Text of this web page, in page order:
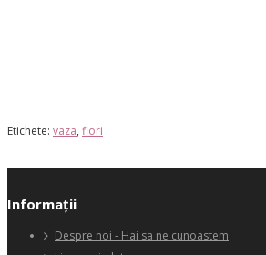
Etichete: vaza, flori
Informaţii
Despre noi - Hai sa ne cunoastem